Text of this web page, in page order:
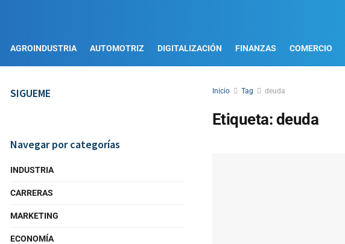
AGROINDUSTRIA AUTOMOTRIZ DIGITALIZACIÓN FINANZAS COMERCIO
Inicio Tag deuda
Etiqueta: deuda
SIGUEME
Navegar por categorías
INDUSTRIA
CARRERAS
MARKETING
ECONOMÍA